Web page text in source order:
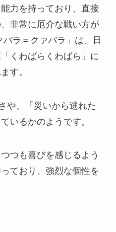
力を持っており、直接
非常に厄介な戦い方が
ラ＝クァバラ」は、日
くわばらくわばら」に
す。
や、「災いから逃れた
いるかのようです。
つも喜びを感じるよう
ており、強烈な個性を